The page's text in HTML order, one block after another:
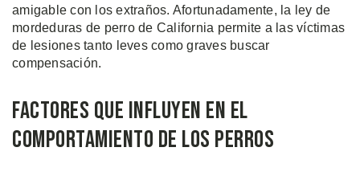
amigable con los extraños. Afortunadamente, la ley de
mordeduras de perro de California permite a las víctimas
de lesiones tanto leves como graves buscar
compensación.
Factores que Influyen en el
Comportamiento de los Perros